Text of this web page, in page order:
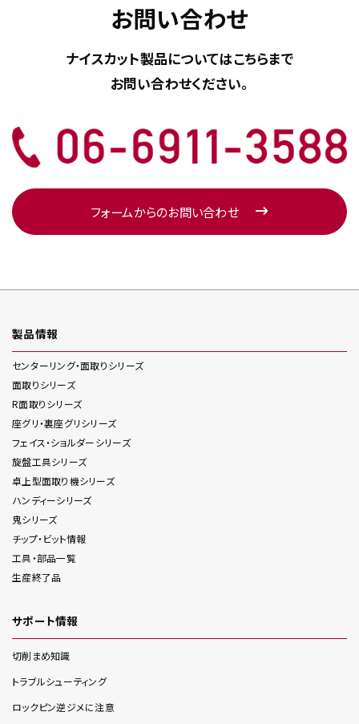
お問い合わせ
ナイスカット製品についてはこちらまで
お問い合わせください。
フォームからのお問い合わせ
製品情報
センターリング・面取りシリーズ
面取りシリーズ
R面取りシリーズ
座グリ・裏座グリシリーズ
フェイス・ショルダーシリーズ
旋盤工具シリーズ
卓上型面取り機シリーズ
ハンディーシリーズ
鬼シリーズ
チップ・ビット情報
工具・部品一覧
生産終了品
サポート情報
切削まめ知識
トラブルシューティング
ロックピン逆ジメに注意